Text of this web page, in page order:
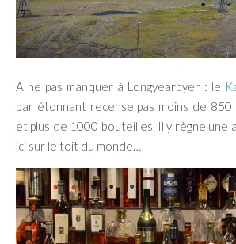
A ne pas manquer à Longyearbyen : le
bar étonnant recense pas moins de 850
et plus de 1000 bouteilles. Il y règne une
ici sur le toit du monde…